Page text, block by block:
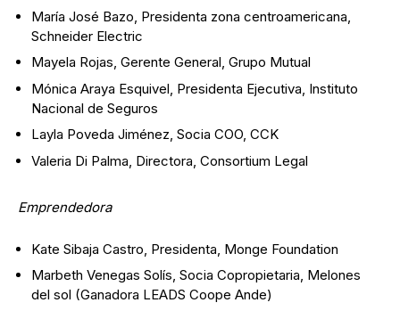
María José Bazo, Presidenta zona centroamericana,
Schneider Electric
Mayela Rojas, Gerente General, Grupo Mutual
Mónica Araya Esquivel, Presidenta Ejecutiva, Instituto
Nacional de Seguros
Layla Poveda Jiménez, Socia COO, CCK
Valeria Di Palma, Directora, Consortium Legal
Emprendedora
Kate Sibaja Castro, Presidenta, Monge Foundation
Marbeth Venegas Solís, Socia Copropietaria, Melones
del sol (Ganadora LEADS Coope Ande)